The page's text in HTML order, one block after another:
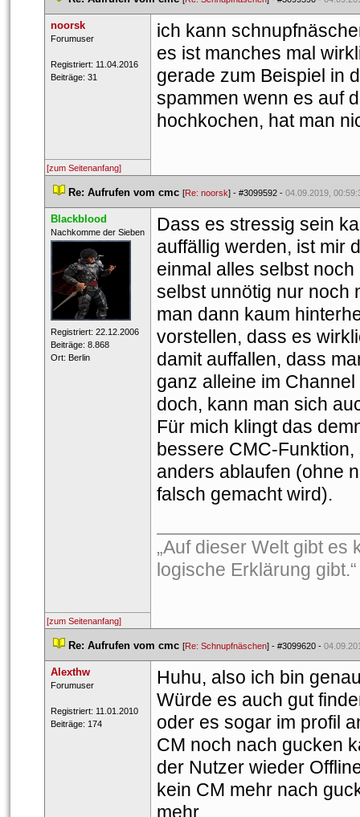
noorsk
Forumuser
Registriert: 11.04.2016
Beiträge: 31
ich kann
es ist manches mal
gerade zum Beispiel in
pammen wenn es auf
hochkochen, hat man
[zum Seitenanfang]
Re: Aufrufen vom cmc [Re: noorsk] - #3099592 - 04.09.2019,
Blackblood
​Nachkomme der Sieben
Registriert: 22.12.2006
Beiträge: 8.868
Ort: Berlin
Dass es stressig sein
auffällig werden, ist mir
einmal alles selbst
elbst unnötig nur noch
man dann kaum
vorstellen, dass es
damit auffallen, dass
ganz alleine im
doch, kann man sich
Für mich klingt das
bessere CMC-
anders ablaufen (ohne
falsch gemacht wird).
„Auf dieser Welt gibt es
logische Erklärung
[zum Seitenanfang]
Re: Aufrufen vom cmc [Re: Schnupfnäschen] - #3099620 -
Alexthw
Forumuser
Registriert: 11.01.2010
Beiträge: 174
Huhu, also ich bin
Würde es auch gut
oder es sogar im profil
CM noch nach gucken
der Nutzer wieder
kein CM mehr nach
mehr